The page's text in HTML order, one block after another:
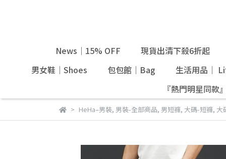
News｜15% OFF 現貨出清下殺6折起
男女鞋｜Shoes
包包館｜Bag 生活用品｜
『熱門明星同款』
HeHa–男裝, 男裝-全部商品, 男短褲, 大碼-短褲, 大